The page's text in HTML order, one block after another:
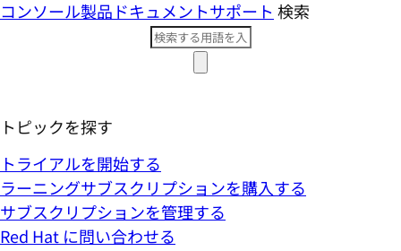
コンソール製品ドキュメントサポート 検索
トピックを探す
トライアルを開始する
ラーニングサブスクリプションを購入する
サブスクリプションを管理する
Red Hat に問い合わせる